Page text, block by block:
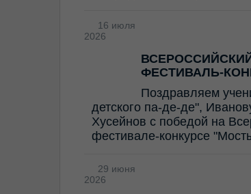
16 июля
2026
ФЕСТИВАЛЬ-
Поздравляем
детского па-де-де",
Хусейнов с победой на
фестивале-конкурсе
29 июня
2026